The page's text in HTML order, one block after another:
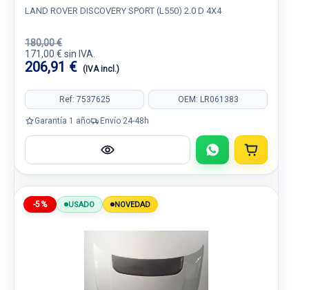
LAND ROVER DISCOVERY SPORT (L550) 2.0 D 4X4
180,00 €
171,00 € sin IVA.
206,91 € (IVA incl.)
Ref: 7537625 OEM: LR061383
Garantía 1 año Envío 24-48h
-5% USADO NOVEDAD